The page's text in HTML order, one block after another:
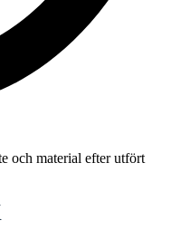
och material efter utfört